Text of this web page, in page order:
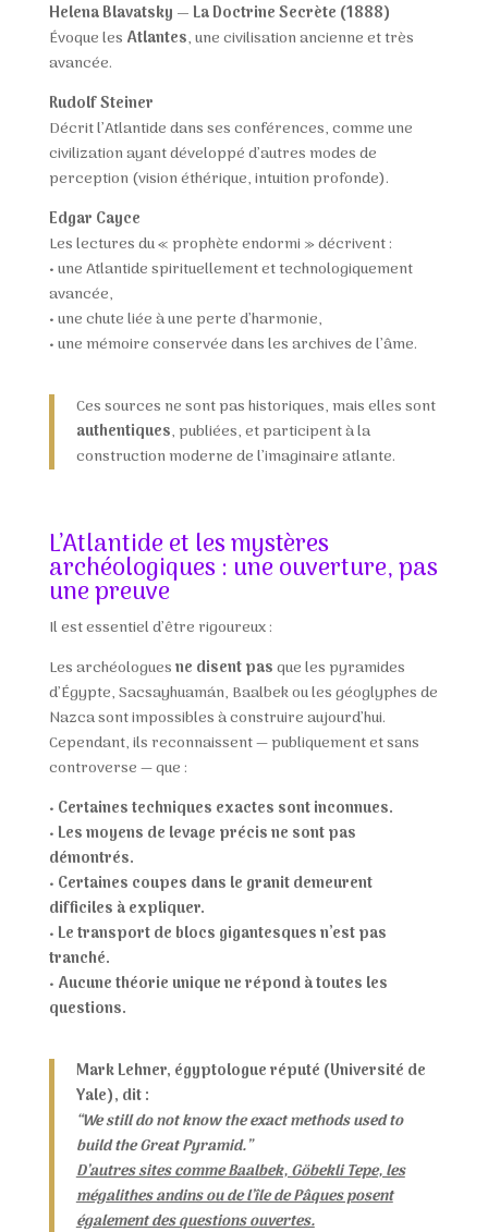
Helena Blavatsky — La Doctrine Secrète (1888)
Évoque les Atlantes, une civilisation ancienne et très
avancée.
Rudolf Steiner
Décrit l’Atlantide dans ses conférences, comme une
civilization ayant développé d’autres modes de
perception (vision éthérique, intuition profonde).
Edgar Cayce
Les lectures du « prophète endormi » décrivent :
•une Atlantide spirituellement et technologiquement
avancée,
•une chute liée à une perte d’harmonie,
•une mémoire conservée dans les archives de l’âme.
Ces sources ne sont pas historiques, mais elles sont
authentiques, publiées, et participent à la
construction moderne de l’imaginaire atlante.
L’Atlantide et les mystères
archéologiques : une ouverture, pas
une preuve
Il est essentiel d’être rigoureux :
Les archéologuesne disent pasque les pyramides
d’Égypte, Sacsayhuamán, Baalbek ou les géoglyphes de
Nazca sont impossibles à construire aujourd’hui.
Cependant, ils reconnaissent — publiquement et sans
controverse — que :
• Certaines techniques exactes sont inconnues.
• Les moyens de levage précis ne sont pas
démontrés.
• Certaines coupes dans le granit demeurent
difficiles à expliquer.
• Le transport de blocs gigantesques n’est pas
tranché.
• Aucune théorie unique ne répond à toutes les
questions.
Mark Lehner, égyptologue réputé (Université de
Yale), dit :
“We still do not know the exact methods used to
build the Great Pyramid.”
D’autres sites comme Baalbek, Göbekli Tepe, les
mégalithes andins ou de l’île de Pâques posent
également des questions ouvertes.